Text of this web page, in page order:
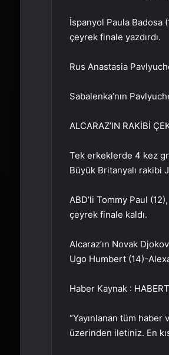
İspanyol Paula Badosa
çeyrek finale yazdırdı.
Rus Anastasia
Sabalenka’nın
ALCARAZ’IN RAKİBİ
Tek erkeklerde 4 kez
Büyük Britanyalı rakibi
ABD’li Tommy Paul
çeyrek finale kaldı.
Alcaraz’ın Novak
Ugo Humbert (14)-
Haber Kaynak :
“Yayınlanan tüm
üzerinden iletiniz. En